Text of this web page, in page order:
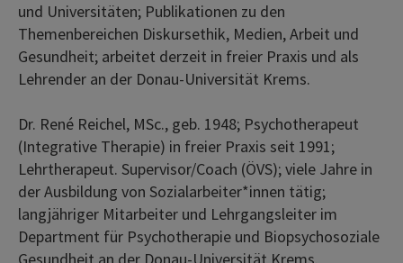
und Universitäten; Publikationen zu den
Themenbereichen Diskursethik, Medien, Arbeit und
Gesundheit; arbeitet derzeit in freier Praxis und als
Lehrender an der Donau-Universität Krems.
Dr. René Reichel, MSc., geb. 1948; Psychotherapeut
(Integrative Therapie) in freier Praxis seit 1991;
Lehrtherapeut. Supervisor/Coach (ÖVS); viele Jahre in
der Ausbildung von Sozialarbeiter*innen tätig;
langjähriger Mitarbeiter und Lehrgangsleiter im
Department für Psychotherapie und Biopsychosoziale